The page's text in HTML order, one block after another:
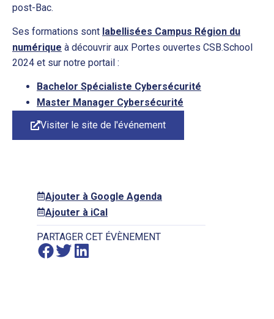
post-Bac.
Ses formations sont labellisées Campus Région du
numérique à découvrir aux Portes ouvertes CSB.School
2024 et sur notre portail :
Bachelor Spécialiste Cybersécurité
Master Manager Cybersécurité
Visiter le site de l'événement
Ajouter à Google Agenda
Ajouter à iCal
PARTAGER CET ÉVÈNEMENT